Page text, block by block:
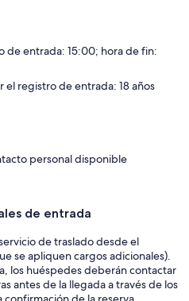
de entrada: 15:00; hora de fin:
el registro de entrada: 18 años
personal disponible
de entrada
de traslado desde el
se apliquen cargos adicionales).
los huéspedes deberán contactar
antes de la llegada a través de los